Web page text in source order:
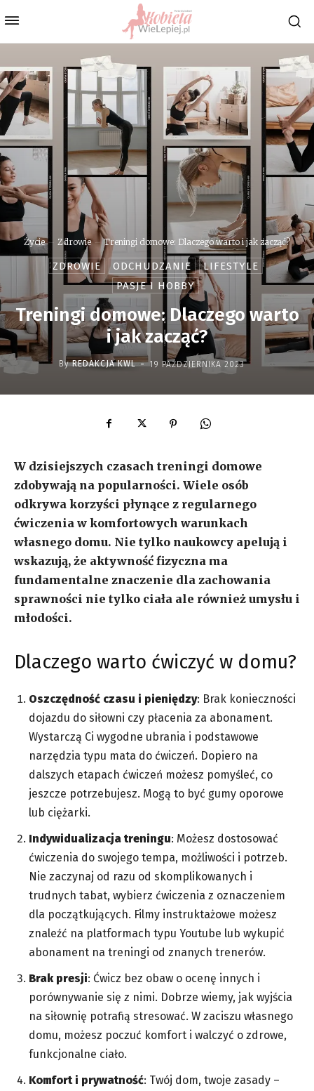
Życie Zdrowie Treningi domowe: Dlaczego warto i jak zacząć?
ZDROWIE ODCHUDZANIE
LIFESTYLE
PASJE I HOBBY
Treningi domowe: Dlaczego warto
i jak zacząć?
By REDAKCJA KWL - 19 PAŹDZIERNIKA 2023
W dzisiejszych czasach treningi domowe
zdobywają na popularności. Wiele osób
odkrywa korzyści płynące z regularnego
ćwiczenia w komfortowych warunkach
własnego domu. Nie tylko naukowcy apelują i
wskazują, że aktywność fizyczna ma
fundamentalne znaczenie dla zachowania
sprawności nie tylko ciała ale również umysłu i
młodości.
Dlaczego warto ćwiczyć w domu?
Oszczędność czasu i pieniędzy: Brak konieczności
dojazdu do siłowni czy płacenia za abonament.
Wystarczą Ci wygodne ubrania i podstawowe
narzędzia typu mata do ćwiczeń. Dopiero na
dalszych etapach ćwiczeń możesz pomyśleć, co
jeszcze potrzebujesz. Mogą to być gumy oporowe
lub ciężarki.
Indywidualizacja treningu: Możesz dostosować
ćwiczenia do swojego tempa, możliwości i potrzeb.
Nie zaczynaj od razu od skomplikowanych i
trudnych tabat, wybierz ćwiczenia z oznaczeniem
dla początkujących. Filmy instruktażowe możesz
znaleźć na platformach typu Youtube lub wykupić
abonament na treningi od znanych trenerów.
Brak presji: Ćwicz bez obaw o ocenę innych i
porównywanie się z nimi. Dobrze wiemy, jak wyjścia
na siłownię potrafią stresować. W zaciszu własnego
domu, możesz poczuć komfort i walczyć o zdrowe,
funkcjonalne ciało.
Komfort i prywatność: Twój dom, twoje zasady –